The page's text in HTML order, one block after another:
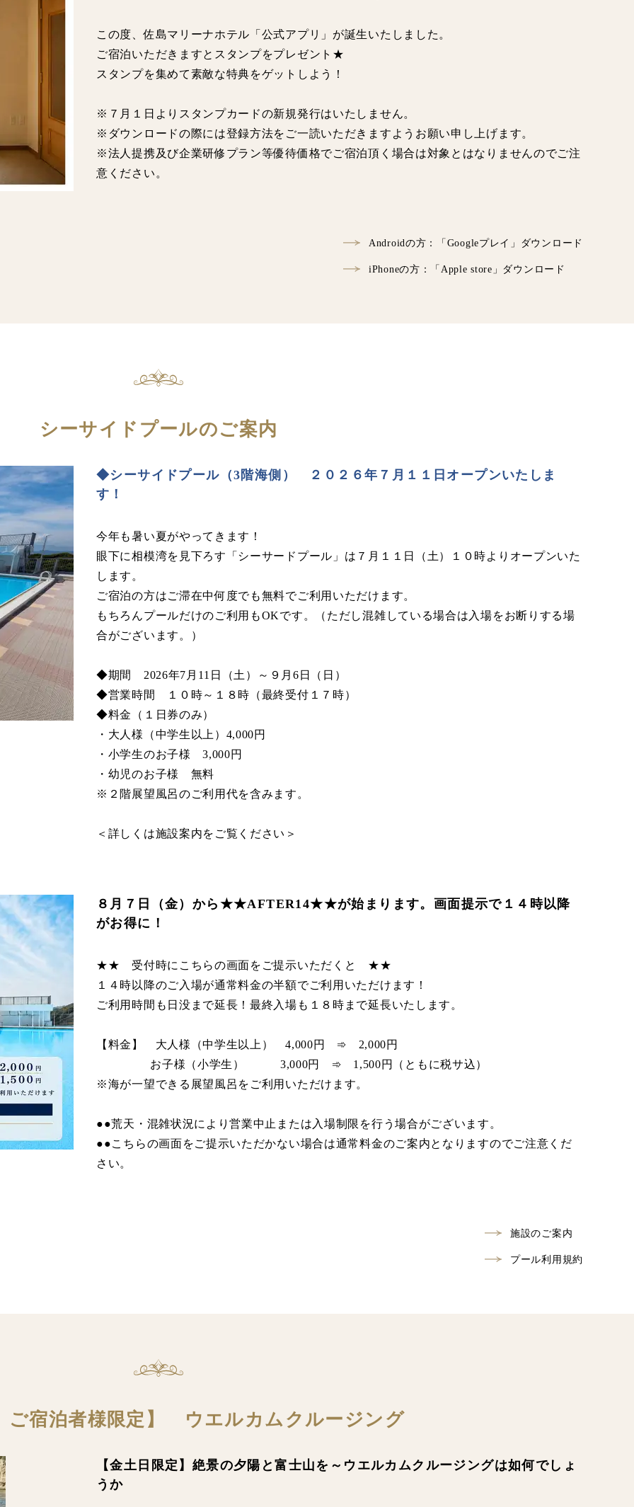
この度、佐島マリーナホテル「公式アプリ」が誕生いたしました。
ご宿泊いただきますとスタンプをプレゼント★
スタンプを集めて素敵な特典をゲットしよう！
※７月１日よりスタンプカードの新規発行はいたしません。
※ダウンロードの際には登録方法をご一読いただきますようお願い申し上げます。
※法人提携及び企業研修プラン等優待価格でご宿泊頂く場合は対象とはなりませんのでご注
意ください。
Androidの方：「Googleプレイ」ダウンロード
iPhoneの方：「Apple store」ダウンロード
シーサイドプールのご案内
◆シーサイドプール（3階海側） ２０２６年７月１１日オープンいたしま
す！
今年も暑い夏がやってきます！
眼下に相模湾を見下ろす「シーサードプール」は７月１１日（土）１０時よりオープンいた
します。
ご宿泊の方はご滞在中何度でも無料でご利用いただけます。
もちろんプールだけのご利用もOKです。（ただし混雑している場合は入場をお断りする場
合がございます。）
◆期間 2026年7月11日（土）～９月6日（日）
◆営業時間 １０時～１８時（最終受付１７時）
◆料金（１日券のみ）
・大人様（中学生以上）4,000円
・小学生のお子様 3,000円
・幼児のお子様 無料
※２階展望風呂のご利用代を含みます。
＜詳しくは施設案内をご覧ください＞
８月７日（金）から★★AFTER14★★が始まります。画面提示で１４時以降
がお得に！
★★ 受付時にこちらの画面をご提示いただくと ★★
１４時以降のご入場が通常料金の半額でご利用いただけます！
ご利用時間も日没まで延長！最終入場も１８時まで延長いたします。
【料金】 大人様（中学生以上） 4,000円 ➾ 2,000円
お子様（小学生） 3,000円 ➾ 1,500円（ともに税サ込）
※海が一望できる展望風呂をご利用いただけます。
●●荒天・混雑状況により営業中止または入場制限を行う場合がございます。
●●こちらの画面をご提示いただかない場合は通常料金のご案内となりますのでご注意くだ
さい。
施設のご案内
プール利用規約
宿泊者様限定】 ウエルカムクルージング
【金土日限定】絶景の夕陽と富士山を～ウエルカムクルージングは如何でしょ
うか